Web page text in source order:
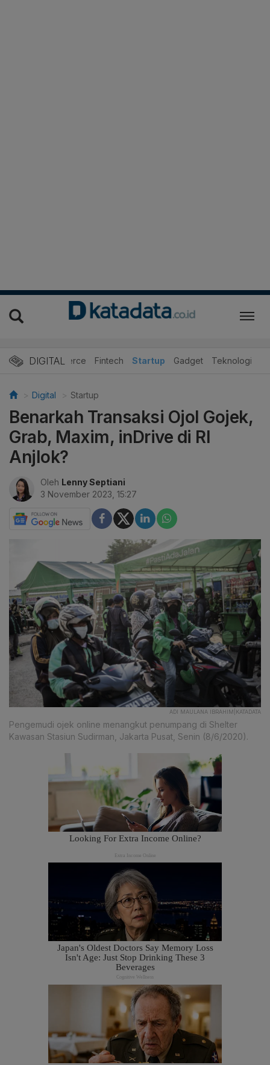
DIGITAL
E-Commerce Fintech Startup Gadget Teknologi
Digital Startup
Benarkah Transaksi Ojol Gojek,
Grab, Maxim, inDrive di RI
Anjlok?
Oleh Lenny Septiani
3 November 2023, 15:27
ADI MAULANA IBRAHIM|KATADATA
Pengemudi ojek online menangkut penumpang di Shelter
Kawasan Stasiun Sudirman, Jakarta Pusat, Senin (8/6/2020).